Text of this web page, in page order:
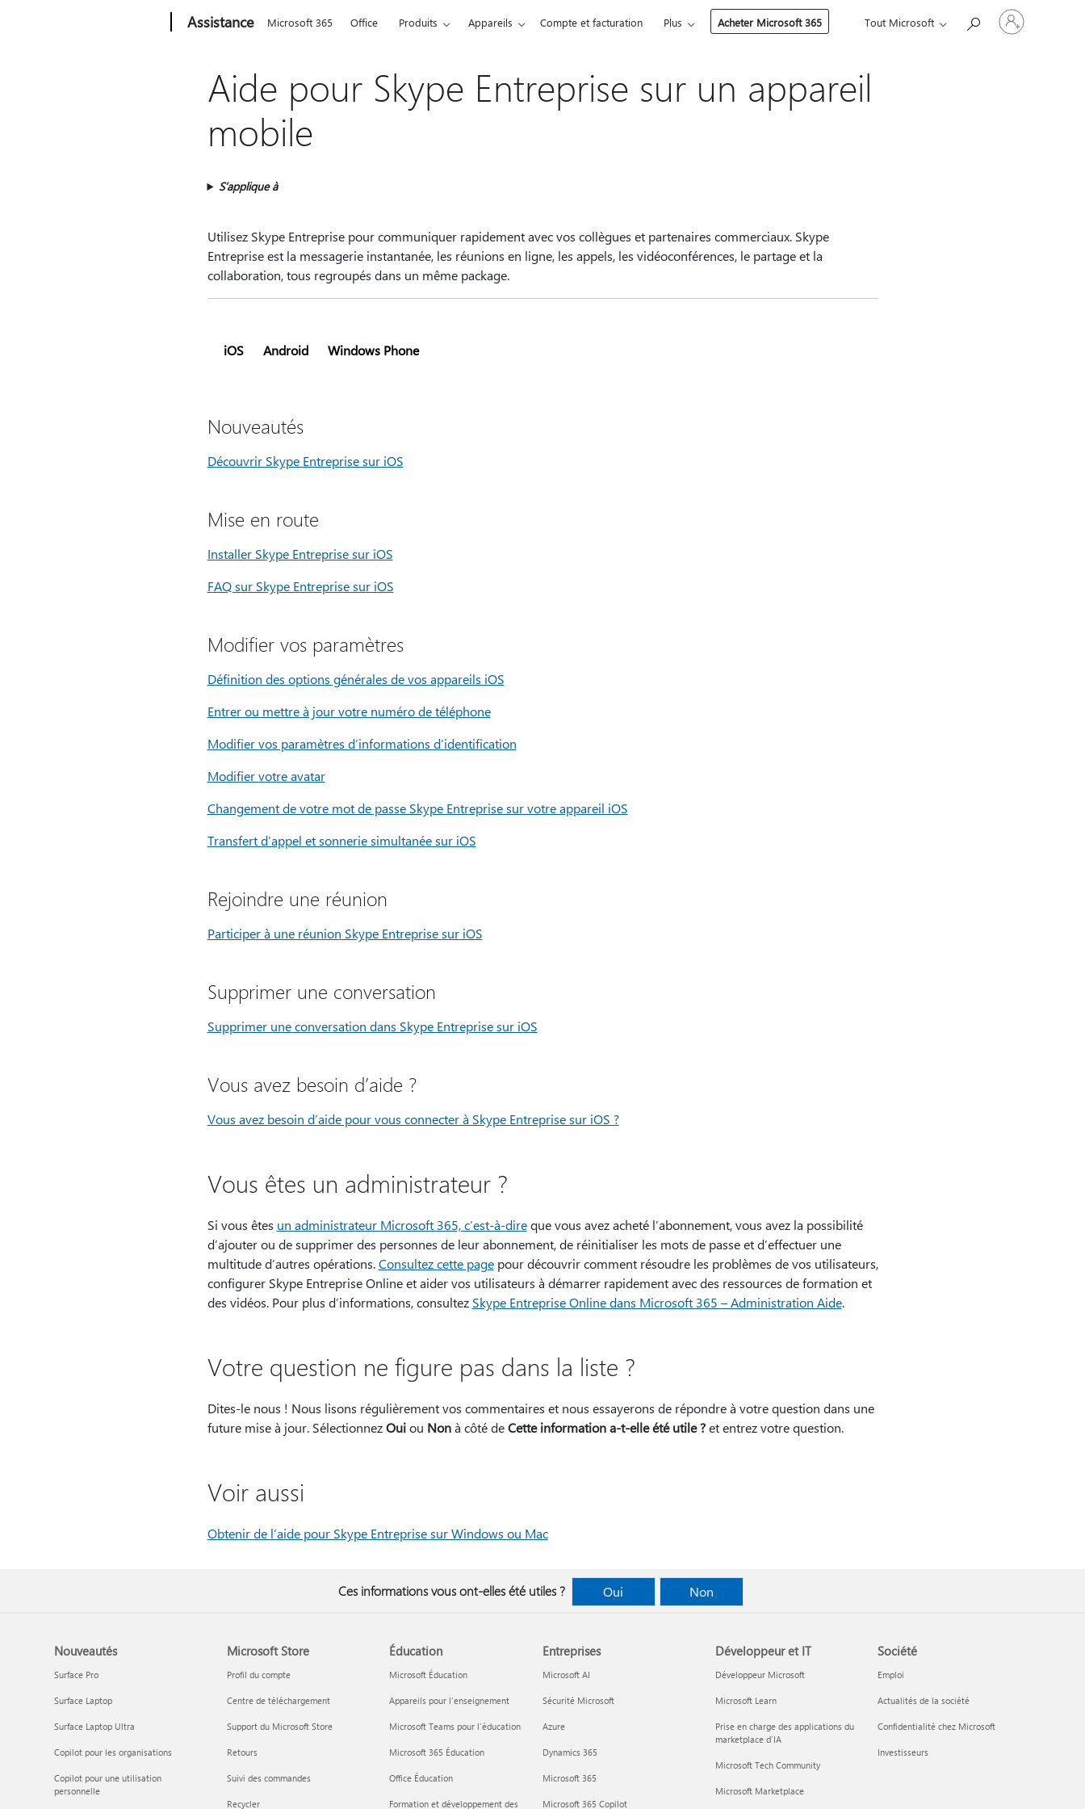
Assistance Microsoft 365 Office Produits Appareils Compte et facturation Plus Acheter Microsoft 365 Tout Microsoft
Connectez-
vous
Aide pour Skype Entreprise sur un appareil
mobile
S’applique à
Utilisez Skype Entreprise pour communiquer rapidement avec vos collègues et partenaires commerciaux. Skype
Entreprise est la messagerie instantanée, les réunions en ligne, les appels, les vidéoconférences, le partage et la
collaboration, tous regroupés dans un même package.
iOS Android Windows Phone
Nouveautés
Découvrir Skype Entreprise sur iOS
Mise en route
Installer Skype Entreprise sur iOS
FAQ sur Skype Entreprise sur iOS
Modifier vos paramètres
Définition des options générales de vos appareils iOS
Entrer ou mettre à jour votre numéro de téléphone
Modifier vos paramètres d’informations d’identification
Modifier votre avatar
Changement de votre mot de passe Skype Entreprise sur votre appareil iOS
Transfert d’appel et sonnerie simultanée sur iOS
Rejoindre une réunion
Participer à une réunion Skype Entreprise sur iOS
Supprimer une conversation
Supprimer une conversation dans Skype Entreprise sur iOS
Vous avez besoin d’aide ?
Vous avez besoin d’aide pour vous connecter à Skype Entreprise sur iOS ?
Vous êtes un administrateur ?
Si vous êtes un administrateur Microsoft 365, c’est-à-direque vous avez acheté l’abonnement, vous avez la possibilité
d’ajouter ou de supprimer des personnes de leur abonnement, de réinitialiser les mots de passe et d’effectuer une
multitude d’autres opérations.Consultez cette pagepour découvrir comment résoudre les problèmes de vos utilisateurs,
configurer Skype Entreprise Online et aider vos utilisateurs à démarrer rapidement avec des ressources de formation et
des vidéos. Pour plus d’informations, consultez Skype Entreprise Online dans Microsoft 365 – Administration Aide.
Votre question ne figure pas dans la liste ?
Dites-le nous ! Nous lisons régulièrement vos commentaires et nous essayerons de répondre à votre question dans une
future mise à jour. SélectionnezOuiou Nonà côté deCette information a-t-elle été utile ?et entrez votre question.
Voir aussi
Obtenir de l’aide pour Skype Entreprise sur Windows ou Mac
Ces informations vous ont-elles été utiles ? Oui Non
Nouveautés
Surface Pro
Surface Laptop
Surface Laptop Ultra
Copilot pour les organisations
Copilot pour une utilisation
personnelle
Microsoft Store
Profil du compte
Centre de téléchargement
Support du Microsoft Store
Retours
Suivi des commandes
Recycler
Éducation
Microsoft Éducation
Appareils pour l’enseignement
Microsoft Teams pour l’éducation
Microsoft 365 Éducation
Office Éducation
Formation et développement des
Entreprises
Microsoft AI
Sécurité Microsoft
Azure
Dynamics 365
Microsoft 365
Microsoft 365 Copilot
Développeur et IT
Développeur Microsoft
Microsoft Learn
Prise en charge des applications du
marketplace d’IA
Microsoft Tech Community
Microsoft Marketplace
Société
Emploi
Actualités de la société
Confidentialité chez Microsoft
Investisseurs